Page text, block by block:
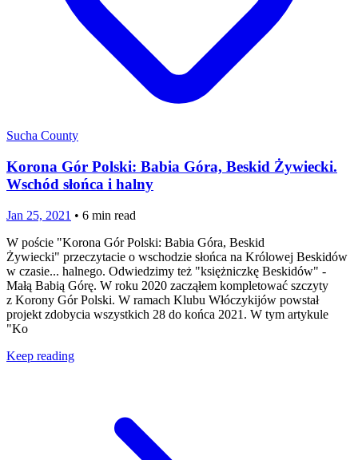
Sucha County
Korona Gór Polski: Babia Góra, Beskid Żywiecki.
Wschód słońca i halny
Jan 25, 2021 • 6 min read
W poście "Korona Gór Polski: Babia Góra, Beskid
Żywiecki" przeczytacie o wschodzie słońca na Królowej Beskidów
w czasie... halnego. Odwiedzimy też "księżniczkę Beskidów" -
Małą Babią Górę. W roku 2020 zacząłem kompletować szczyty
z Korony Gór Polski. W ramach Klubu Włóczykijów powstał
projekt zdobycia wszystkich 28 do końca 2021. W tym artykule
"Ko
Keep reading